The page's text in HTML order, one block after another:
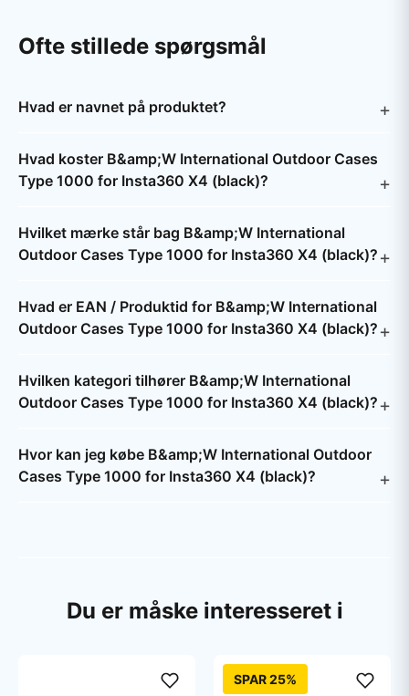
Ofte stillede spørgsmål
Hvad er navnet på produktet?
Hvad koster B&amp;W International Outdoor Cases
Type 1000 for Insta360 X4 (black)?
Hvilket mærke står bag B&amp;W International
Outdoor Cases Type 1000 for Insta360 X4 (black)?
Hvad er EAN / Produktid for B&amp;W International
Outdoor Cases Type 1000 for Insta360 X4 (black)?
Hvilken kategori tilhører B&amp;W International
Outdoor Cases Type 1000 for Insta360 X4 (black)?
Hvor kan jeg købe B&amp;W International Outdoor
Cases Type 1000 for Insta360 X4 (black)?
Du er måske interesseret i
SPAR 25%